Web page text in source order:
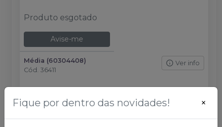
Produto esgotado
Avise-me
Média (60304408)
Cód. 36411
Ver info
Fique por dentro das novidades! ×